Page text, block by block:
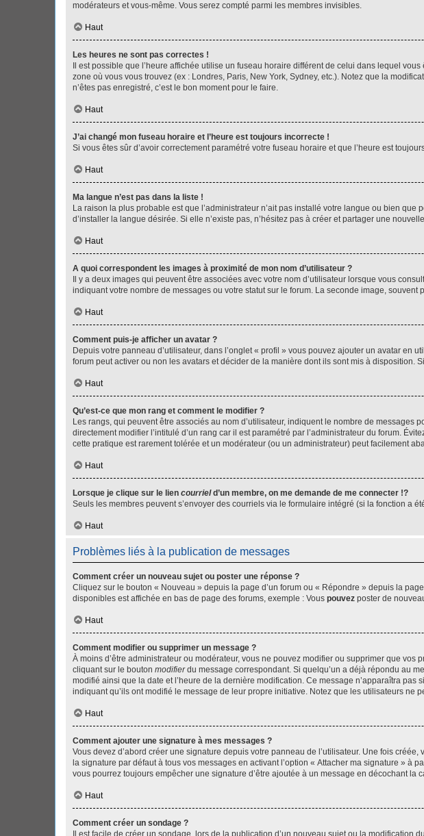
modérateurs et vous-même. Vous serez compté parmi les membres invisibles.
Haut
Les heures ne sont pas correctes !
Il est possible que l’heure affichée utilise un fuseau horaire différent de celui dans lequel
zone où vous vous trouvez (ex : Londres, Paris, New York, Sydney, etc.). Notez que la
n’êtes pas enregistré, c’est le bon moment pour le faire.
Haut
J’ai changé mon fuseau horaire et l’heure est toujours incorrecte !
Si vous êtes sûr d’avoir correctement paramétré votre fuseau horaire et que l’heure est
Haut
Ma langue n’est pas dans la liste !
La raison la plus probable est que l’administrateur n’ait pas installé votre langue ou bien
d’installer la langue désirée. Si elle n’existe pas, n’hésitez pas à créer et partager une
Haut
A quoi correspondent les images à proximité de mon nom d’utilisateur ?
Il y a deux images qui peuvent être associées avec votre nom d’utilisateur lorsque vous
indiquant votre nombre de messages ou votre statut sur le forum. La seconde image,
Haut
Comment puis-je afficher un avatar ?
Depuis votre panneau d’utilisateur, dans l’onglet « profil » vous pouvez ajouter un avatar en
forum peut activer ou non les avatars et décider de la manière dont ils sont mis à disposition.
Haut
Qu’est-ce que mon rang et comment le modifier ?
Les rangs, qui peuvent être associés au nom d’utilisateur, indiquent le nombre de
directement modifier l’intitulé d’un rang car il est paramétré par l’administrateur du forum.
cette pratique est rarement tolérée et un modérateur (ou un administrateur) peut facilement
Haut
Lorsque je clique sur le lien courrield’un membre, on me demande de me connecter !?
Seuls les membres peuvent s’envoyer des courriels via le formulaire intégré (si la fonction a
Haut
Problèmes liés à la publication de messages
Comment créer un nouveau sujet ou poster une réponse ?
Cliquez sur le bouton « Nouveau » depuis la page d’un forum ou « Répondre » depuis la
disponibles est affichée en bas de page des forums, exemple : Vous pouvez poster de
Haut
Comment modifier ou supprimer un message ?
À moins d’être administrateur ou modérateur, vous ne pouvez modifier ou supprimer que
cliquant sur le bouton modifierdu message correspondant. Si quelqu’un a déjà répondu au
modifié ainsi que la date et l’heure de la dernière modification. Ce message n’apparaîtra
indiquant qu’ils ont modifié le message de leur propre initiative. Notez que les utilisateurs ne
Haut
Comment ajouter une signature à mes messages ?
Vous devez d’abord créer une signature depuis votre panneau de l’utilisateur. Une fois
la signature par défaut à tous vos messages en activant l’option « Attacher ma signature » à
vous pourrez toujours empêcher une signature d’être ajoutée à un message en décochant la
Haut
Comment créer un sondage ?
Il est facile de créer un sondage, lors de la publication d’un nouveau sujet ou la modification